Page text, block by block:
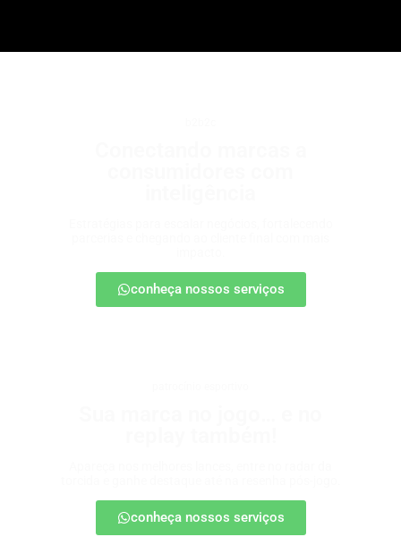
conheça nossos serviços
conheça nossos serviços